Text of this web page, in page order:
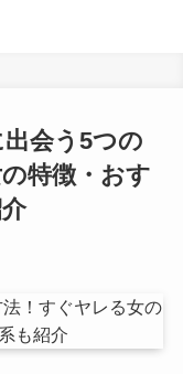
会う5つの
特徴・おす